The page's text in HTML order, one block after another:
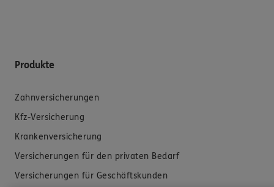
Produkte
Zahnversicherungen
Kfz-Versicherung
Krankenversicherung
Versicherungen für den privaten Bedarf
Versicherungen für Geschäftskunden